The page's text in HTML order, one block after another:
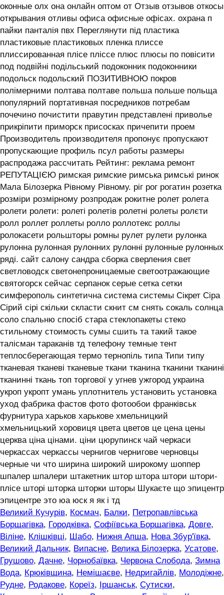
оконные олх она онлайн оптом от Отзыв отзывов откосы
открывания отливы офиса офисные офісах. охрана п
пайки панталія пвх Переглянути під пластика
пластиковые пластиковых пленка плиссе
плиссированная плісе пліссе плюс плюсы по повісити
под подвійні подільський подоконник подоконники
подольск подольский ПОЗИТИВНОЮ покров
полімерними полтава полтаве польша польше польща
популярний портативная посредников потребам
почечино почистити правутин представлені приволье
прикріпити приморск присосках причепити проем
Производитель производителя пропонує пропускают
пропускающие профиль псул работы размеры
распродажа рассчитать Рейтинг: реклама ремонт
РЕПУТАЦІЄЮ римская римские римська римські ринок
Мала Білозерка Рівному Рівному. ріг рог рогатин розетка
розміри розмірному розпродаж рокитне ролет ролета
ролети ролети: ролеті ролетів ролетні ролеты ролєти
ролл роллет роллеты ролло роллотекс роллы
ролокасети рольшторы ромны рулет рулети рулонка
рулонна рулонная рулонних рулонні рулонные рулонных
ряді. сайт салону сандра сборка сверления свет
светловодск светонепроницаемые светоотражающие
святогорск сейчас серпанок серые сетка сетки
симферополь синтетична система системы ‎Сікрет Сіра
Сірий сірі скільки скласти скнит см снять сокаль солнца
соло спальню спосіб стара стеклопакеты стеко
стильному стоимость сумы сшить та такий такое
талісман тараканів тд телефону темные тент
теплосберегающая термо тернопіль типа Типи типу
тканевая тканеві тканевые ткани тканина тканини тканині
тканинні ткань топ торгової у угнев ужгород украина
укроп укропт умань уплотнитель установить установка
уход фабрика фастов фото фотообои франківськ
фурнитура харьков харькове хмельницкий
хмельницький хоровиця цвета цветов це цена цены
церква ціна цінами. ціни цюрупинск чай черкаси
черкассах черкассы чернигов чернигове черновцы
черные чи что ширина широкий широкому шоппер
шпалер шпалери штакетник штор штора штори штори-
плісе шторі шторка шторки шторы Шукаєте що эпицентр
эпицентре это юа юск я як і тд
Великий Кучурів, Космач, Балки, Петропавлівська
Борщагівка, Городківка, Софіївська Борщагівка, Довге,
Віліне, Клішківці, Шабо, Нижня Апша, Нова Збур'ївка,
Великий Дальник, Випасне, Велика Білозерка, Усатове,
Грушово, Дачне, Чорнобаївка, Червона Слобода, Зимна
Вода, Крюківщина, Немішаєве, Недригайлів, Молодіжне,
Рудне, Родакове, Кореїз, Іршанськ, Сутиски,